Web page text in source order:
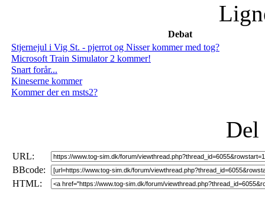
Debat
Stjernejul i Vig St. - pjerrot og Nisser kommer med tog?
Microsoft Train Simulator 2 kommer!
Snart forår...
Kineserne kommer
Kommer der en msts2?
Del
URL:
BBcode:
HTML: